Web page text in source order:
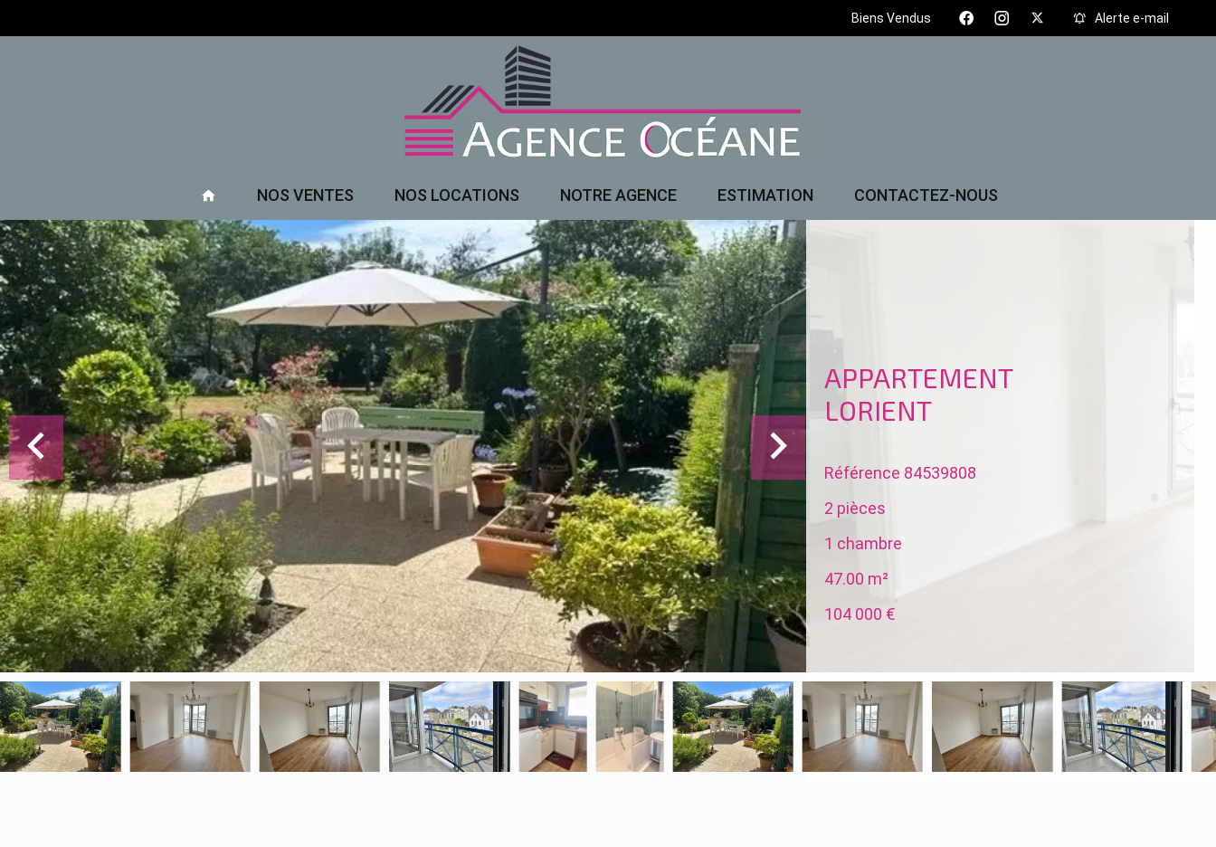
Biens Vendus Alerte e-mail
NOS VENTES NOS LOCATIONS NOTRE AGENCE ESTIMATION CONTACTEZ-NOUS
APPARTEMENT
LORIENT
Référence 84539808
2 pièces
1 chambre
47.00 m²
104 000 €